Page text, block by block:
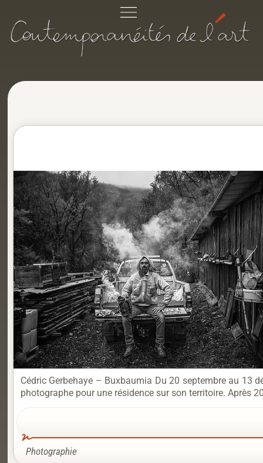
Cédric Gerbehaye – Buxbaumia Du 20 septembre au 13
photographe pour une résidence sur son territoire. Après
Photographie